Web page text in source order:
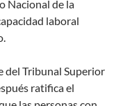
Nacional de la
laboral
del Tribunal Superior
ratifica el